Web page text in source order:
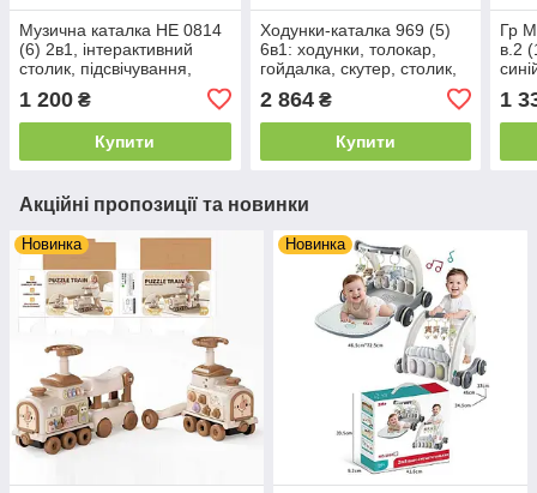
Музична каталка НЕ 0814
(6) 2в1, інтерактивний
столик, підсвічування,
музичне піаніно, сортер,
баскетбольна
1 200 ₴
Купити
Ходунки-каталка 969 (5)
6в1: ходунки, толокар,
гойдалка, скутер, столик,
підсвічування, піаніно,
батьківська
2 864₴
Купити
Гр
в.2
1
Акційні пропозиції та новинки
Новинка Новинка